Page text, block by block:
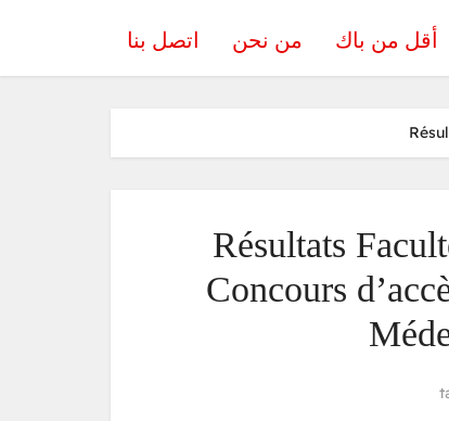
أقل من باك من نحن اتصل بنا
Résultats
Concours